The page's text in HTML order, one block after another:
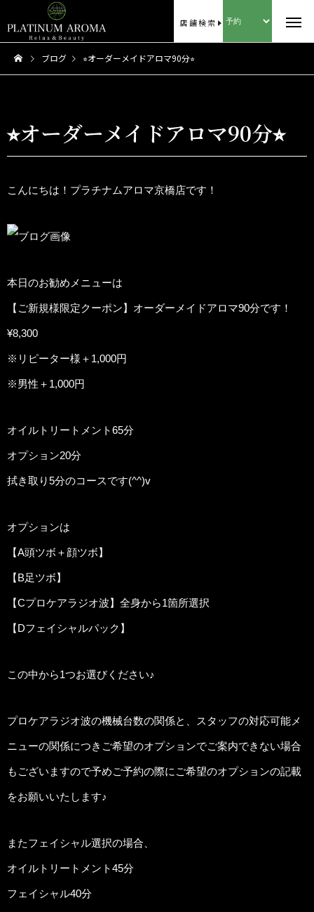
店舗検索
ブログ ⭐︎オーダーメイドアロマ90分⭐︎
⭐︎オーダーメイドアロマ90分⭐︎
こんにちは！プラチナムアロマ京橋店です！
本日のお勧めメニューは
【ご新規様限定クーポン】オーダーメイドアロマ90分です！
¥8,300
※リピーター様＋1,000円
※男性＋1,000円
オイルトリートメント65分
オプション20分
拭き取り5分のコースです(^^)v
オプションは
【A頭ツボ＋顔ツボ】
【B足ツボ】
【Cプロケアラジオ波】全身から1箇所選択
【Dフェイシャルパック】
この中から1つお選びください♪
プロケアラジオ波の機械台数の関係と、スタッフの対応可能メ
ニューの関係につきご希望のオプションでご案内できない場合
もございますので予めご予約の際にご希望のオプションの記載
をお願いいたします♪
またフェイシャル選択の場合、
オイルトリートメント45分
フェイシャル40分